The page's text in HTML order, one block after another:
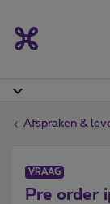
Afspraken &
VRAAG
Pre order